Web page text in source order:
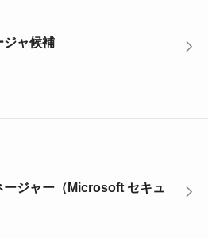
ジャ候補
ージャー（Microsoft セキュ